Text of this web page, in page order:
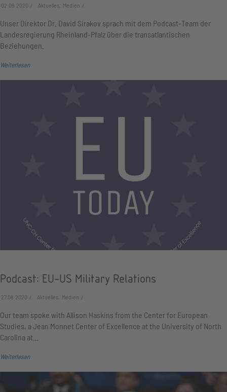
02.09.2020 Aktuelles, Medien
Unser Direktor Dr. David Sirakov sprach mit dem Podcast-Team der
Landesregierung Rheinland-Pfalz über die transatlantischen
Beziehungen.
Weiterlesen
Podcast: EU-US Military Relations
27.08.2020 Aktuelles, Medien
Our team spoke with Allison Haskins from the Center for European
Studies, a Jean Monnet Center of Excellence at the University of North
Carolina at…
Weiterlesen